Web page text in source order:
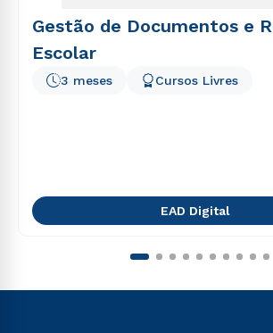
Gestão de Documentos e
Escolar
3 meses Cursos Livres
EAD Digital